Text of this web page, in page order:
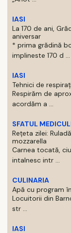
IASI
La 170 de ani,
aniversar
* prima grădină
implineste 170 d ...
IASI
Tehnici de
Respirăm de
acordăm a ...
SFATUL
Rețeta zilei:
mozzarella
Carnea tocată,
intalnesc intr ...
CULINARIA
Apă cu program
Locuitorii din
str ...
IASI